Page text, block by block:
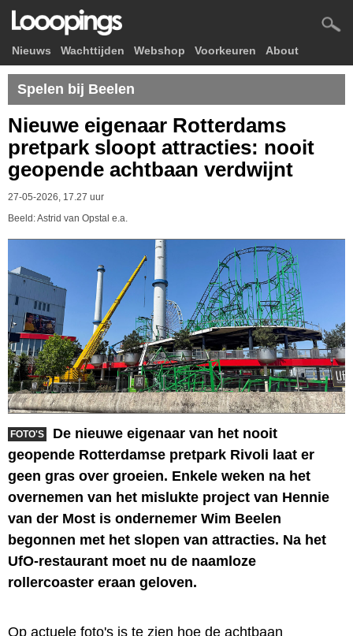
Nieuws Wachttijden Webshop Voorkeuren About
Spelen bij Beelen
Nieuwe eigenaar Rotterdams
pretpark sloopt attracties: nooit
geopende achtbaan verdwijnt
27-05-2026, 17.27 uur
Beeld: Astrid van Opstal e.a.
FOTO'S
De nieuwe eigenaar van het nooit
geopende Rotterdamse pretpark Rivoli laat er
geen gras over groeien. Enkele weken na het
overnemen van het mislukte project van Hennie
van der Most is ondernemer Wim Beelen
begonnen met het slopen van attracties. Na het
UfO-restaurant moet nu de naamloze
rollercoaster eraan geloven.
Op actuele foto's is te zien hoe de achtbaan